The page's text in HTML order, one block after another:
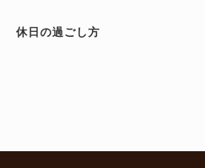
休日の過ごし方